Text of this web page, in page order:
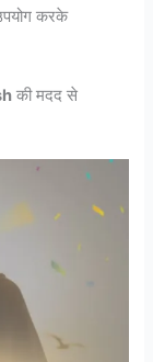
करके
की मदद से